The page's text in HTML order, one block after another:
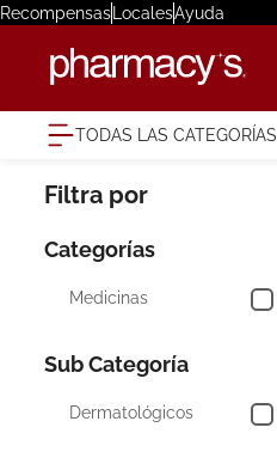
RecompensasLocalesAyuda
TODAS LAS CATEGORÍAS
Medicinas
Dermatológicos